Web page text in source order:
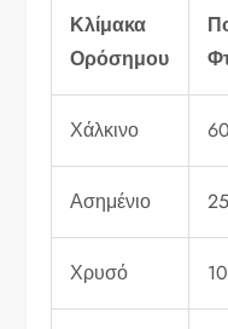
Κλίμακα
Ορόσημου
Χάλκινο
Ασημένιο
Χρυσό